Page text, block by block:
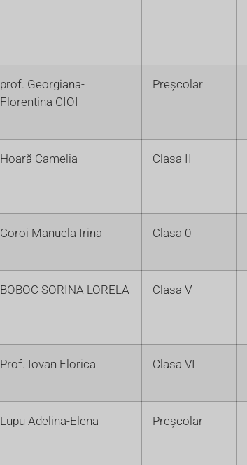
prof. Georgiana-
Florentina CIOI
Preșcolar
Hoară Camelia Clasa II
Coroi Manuela Irina Clasa 0
BOBOC SORINA LORELA Clasa V
Prof. Iovan Florica Clasa VI
Lupu Adelina-Elena Preșcolar